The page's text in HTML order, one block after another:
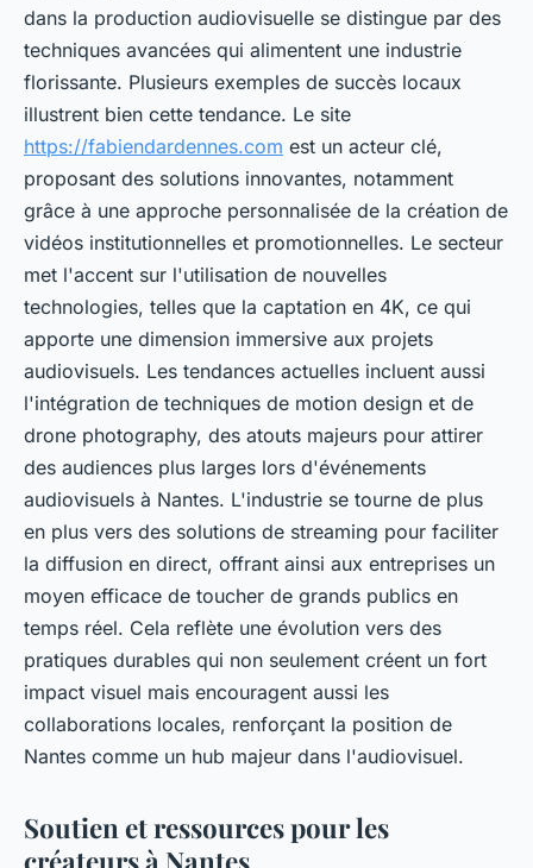
dans la production audiovisuelle se distingue par des
techniques avancées qui alimentent une industrie
florissante. Plusieurs exemples de succès locaux
illustrent bien cette tendance. Le site
https://fabiendardennes.com est un acteur clé,
proposant des solutions innovantes, notamment
grâce à une approche personnalisée de la création de
vidéos institutionnelles et promotionnelles. Le secteur
met l'accent sur l'utilisation de nouvelles
technologies, telles que la captation en 4K, ce qui
apporte une dimension immersive aux projets
audiovisuels. Les tendances actuelles incluent aussi
l'intégration de techniques de motion design et de
drone photography, des atouts majeurs pour attirer
des audiences plus larges lors d'événements
audiovisuels à Nantes. L'industrie se tourne de plus
en plus vers des solutions de streaming pour faciliter
la diffusion en direct, offrant ainsi aux entreprises un
moyen efficace de toucher de grands publics en
temps réel. Cela reflète une évolution vers des
pratiques durables qui non seulement créent un fort
impact visuel mais encouragent aussi les
collaborations locales, renforçant la position de
Nantes comme un hub majeur dans l'audiovisuel.
Soutien et ressources pour les